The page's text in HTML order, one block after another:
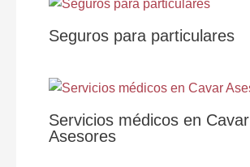
Seguros para particulares
Servicios médicos en Cavar
Asesores